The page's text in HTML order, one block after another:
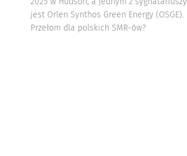
jest Orlen Synthos Green Energy (OSGE).
Przełom dla polskich SMR-ów?